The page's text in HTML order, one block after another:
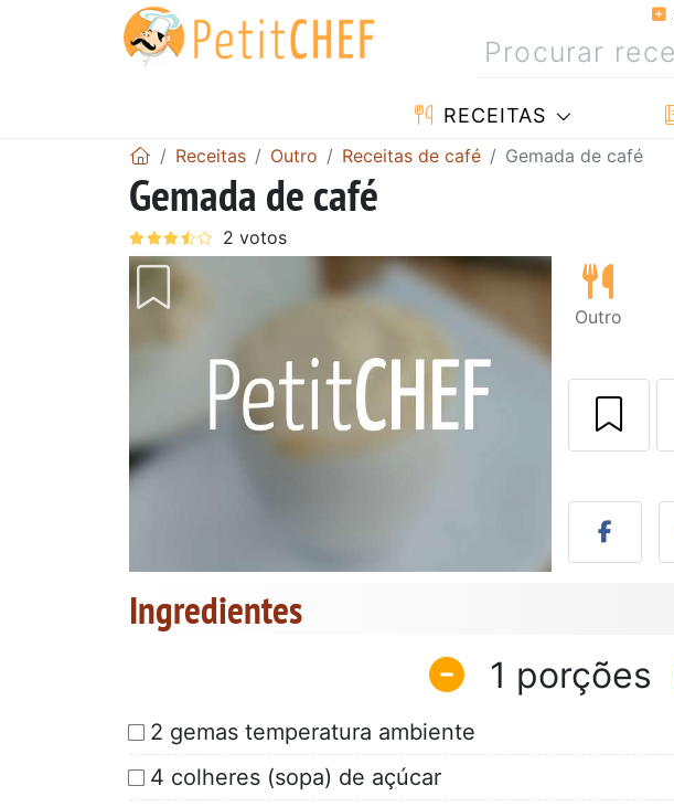
RECEITAS
Receitas Outro Receitas de café Gemada de café
Gemada de café
Outro
Ingredientes
1
2 gemas temperatura ambiente
4 colheres (sopa) de açúcar